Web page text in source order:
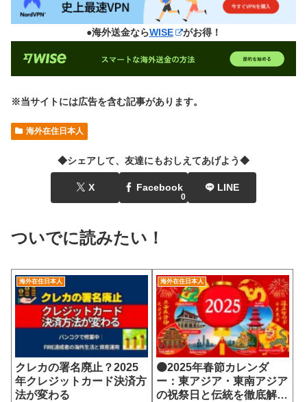
●海外送金ならWISE がお得！
※当サイトには広告を含む記事があります。
海外在住日本人
◆シェアして、友達にもおしえてあげよう◆
X Facebook
0
LINE
ついでに読みたい！
海外在住日本人
クレカの署名廃止？2025
年クレジットカード決済方
法が変わる
海外在住日本人
🟠2025年春節カレンダ
ー：東アジア・東南アジア
の祝祭日と伝統を徹底解